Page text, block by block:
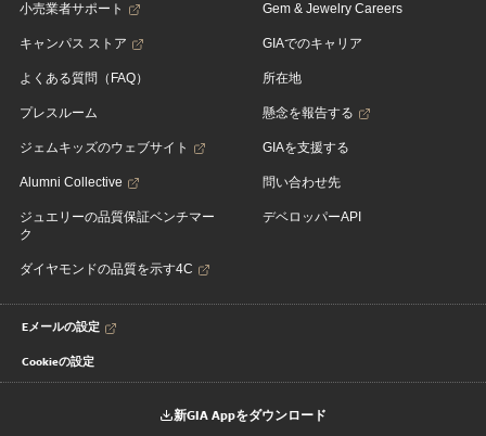
小売業者サポート
キャンパス ストア
よくある質問（FAQ）
プレスルーム
ジェムキッズのウェブサイト
Alumni Collective
ジュエリーの品質保証ベンチマー
ク
ダイヤモンドの品質を示す4C
Gem & Jewelry Careers
GIAでのキャリア
所在地
懸念を報告する
GIAを支援する
問い合わせ先
デベロッパーAPI
Eメールの設定
Cookieの設定
新GIA Appをダウンロード